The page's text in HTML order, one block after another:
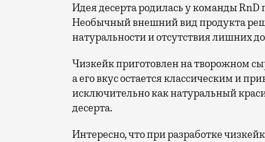
Идея десерта родилась у команды RnD
Необычный внешний вид продукта
натуральности и отсутствия лишних
Чизкейк приготовлен на творожном
а его вкус остается классическим и
исключительно как натуральный
десерта.
Интересно, что при разработке